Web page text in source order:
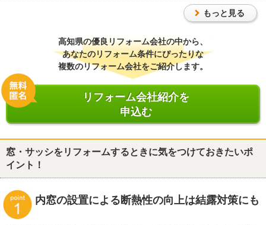
もっと見る
高知県の優良リフォーム会社の中から、
あなたのリフォーム条件にぴったりな
複数のリフォーム会社をご紹介します。
リフォーム会社紹介を
申込む
窓・サッシをリフォームするときに気をつけておきたいポ
イント！
内窓の設置による断熱性の向上は結露対策にも